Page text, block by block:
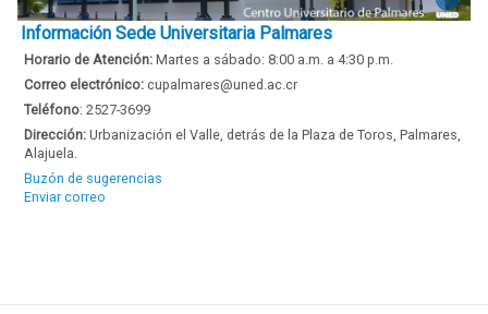
Información Sede Universitaria Palmares
Horario de Atención: Martes a sábado: 8:00 a.m. a 4:30 p.m.
Correo electrónico: cupalmares@uned.ac.cr
Teléfono: 2527-3699
Dirección: Urbanización el Valle, detrás de la Plaza de Toros, Palmares,
Alajuela.
Buzón de sugerencias
Enviar correo